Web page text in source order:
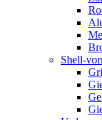
Shell-